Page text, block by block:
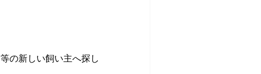
の新しい飼い主へ探し